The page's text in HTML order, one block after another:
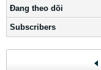
Ðang theo dõi
Subscribers